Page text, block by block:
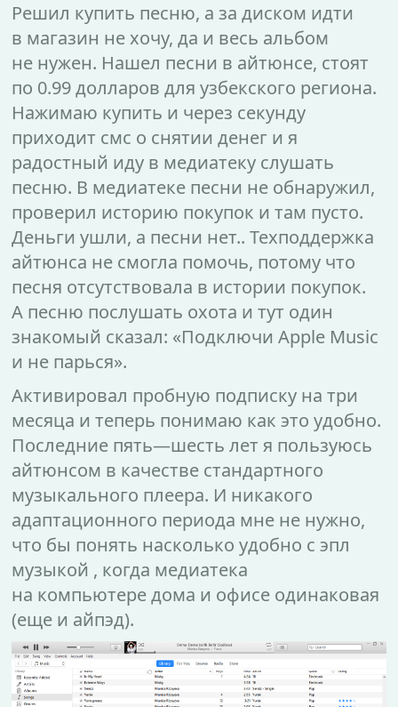
Решил купить песню, а за диском идти
в магазин не хочу, да и весь альбом
не нужен. Нашел песни в айтюнсе, стоят
по 0.99 долларов для узбекского региона.
Нажимаю купить и через секунду
приходит смс о снятии денег и я
радостный иду в медиатеку слушать
песню. В медиатеке песни не обнаружил,
проверил историю покупок и там пусто.
Деньги ушли, а песни нет.. Техподдержка
айтюнса не смогла помочь, потому что
песня отсутствовала в истории покупок.
А песню послушать охота и тут один
знакомый сказал: «Подключи Apple Music
и не парься».
Активировал пробную подписку на три
месяца и теперь понимаю как это удобно.
Последние пять—шесть лет я пользуюсь
айтюнсом в качестве стандартного
музыкального плеера. И никакого
адаптационного периода мне не нужно,
что бы понять насколько удобно с эпл
музыкой , когда медиатека
на компьютере дома и офисе одинаковая
(еще и айпэд).